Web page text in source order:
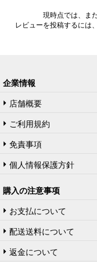
現時点では、ま
レビューを投稿するには
企業情報
店舗概要
ご利用規約
免責事項
個人情報保護方針
購入の注意事项
お支払について
配送送料について
返金について